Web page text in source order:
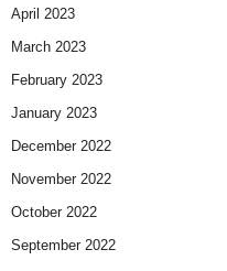
April 2023
March 2023
February 2023
January 2023
December 2022
November 2022
October 2022
September 2022